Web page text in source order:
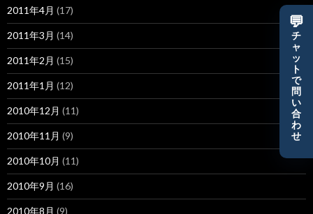
2011年4月 (17)
2011年3月 (14)
2011年2月 (15)
2011年1月 (12)
2010年12月 (11)
2010年11月 (9)
2010年10月 (11)
2010年9月 (16)
2010年8月 (9)
💬
チ
ャ
ッ
ト
で
問
い
合
わ
せ